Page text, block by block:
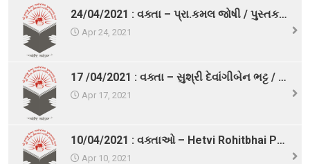
સુવિધાઓ
સ્વપ્ન યોજનાઓ
પુસ્તકાલયના પ્રકાશનો, પ્રદર્શનો તથા પુસ્તક – વિમોચન
24/04/2021 : વક્તા – પ્રા.કમલ જોષી / પુસ્તક – રામાયણ
Apr 24, 2021
17 /04/2021 : વક્તા – સુશ્રી દેવાંગીબેન ભટ્ટ / પુસ્તક – Bengal Nights
Apr 17, 2021
10/04/2021 : વક્તાઓ – Hetvi Rohitbhai Patel, Vashishth D. Dave
Apr 10, 2021